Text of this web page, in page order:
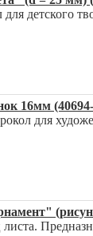
детского
16мм
для